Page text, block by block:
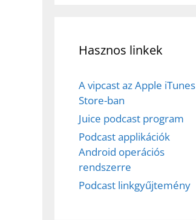
Hasznos linkek
A vipcast az Apple iTunes
Store-ban
Juice podcast program
Podcast applikációk
Android operációs
rendszerre
Podcast linkgyűjtemény